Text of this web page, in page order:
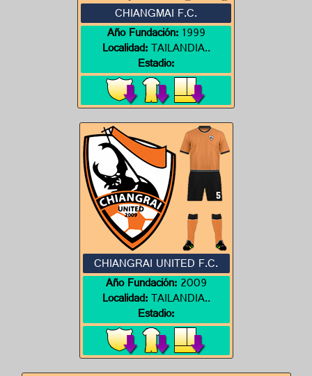
CHIANGMAI F.C.
Año Fundación:1999
Localidad:TAILANDIA..
Estadio:
CHIANGRAI UNITED F.C.
Año Fundación:2009
Localidad:TAILANDIA..
Estadio: